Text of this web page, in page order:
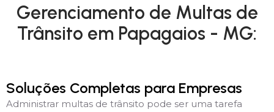
Gerenciamento de Multas de
Trânsito em Papagaios - MG:
Soluções Completas para Empresas
Administrar multas de trânsito pode ser uma tarefa